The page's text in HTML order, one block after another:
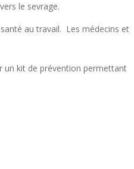
le sevrage.
au travail. Les médecins et
un kit de prévention permettant